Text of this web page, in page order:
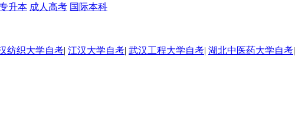
升本 成人高考 国际本科
纺织大学自考| 江汉大学自考| 武汉工程大学自考| 湖北中医药大学自考|